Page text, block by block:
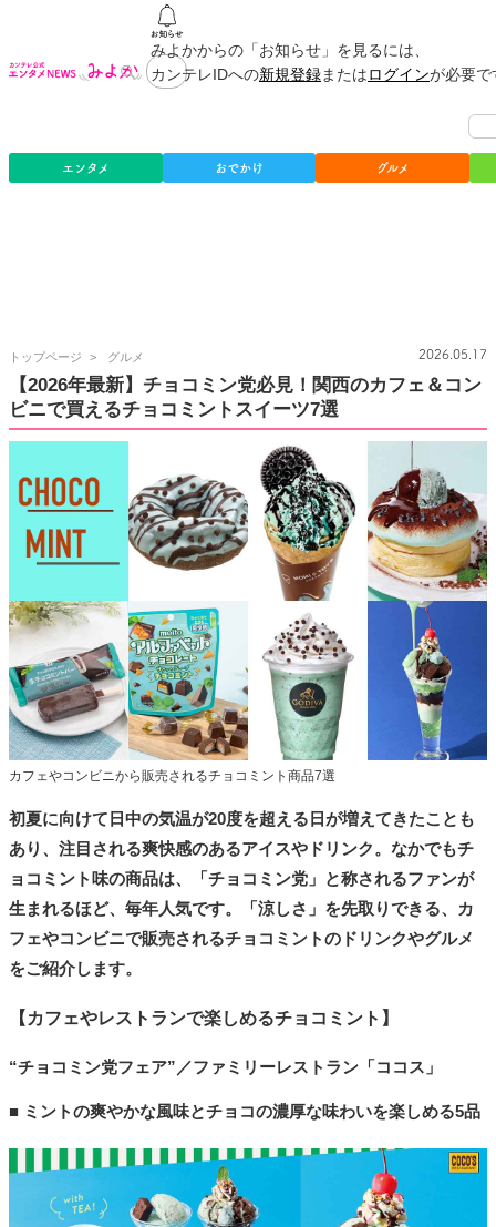
みよかからの「お知らせ」を見るには、
カンテレIDへの新規登録またはログインが必要
エンタメ おでかけ グルメ
トップページ
テ
レ
公
式
ン
タ
N
「
よ
か
」
グルメ 2026.05.17
【2026年最新】チョコミン党必見！関西のカフェ＆コン
ビニで買えるチョコミントスイーツ7選
カフェやコンビニから販売されるチョコミント商品7選
初夏に向けて日中の気温が20度を超える日が増えてきたことも
あり、注目される爽快感のあるアイスやドリンク。なかでもチ
ョコミント味の商品は、「チョコミン党」と称されるファンが
生まれるほど、毎年人気です。「涼しさ」を先取りできる、カ
フェやコンビニで販売されるチョコミントのドリンクやグルメ
をご紹介します。
【カフェやレストランで楽しめるチョコミント】
“チョコミン党フェア”／ファミリーレストラン「ココス」
■ ミントの爽やかな風味とチョコの濃厚な味わいを楽しめる5品